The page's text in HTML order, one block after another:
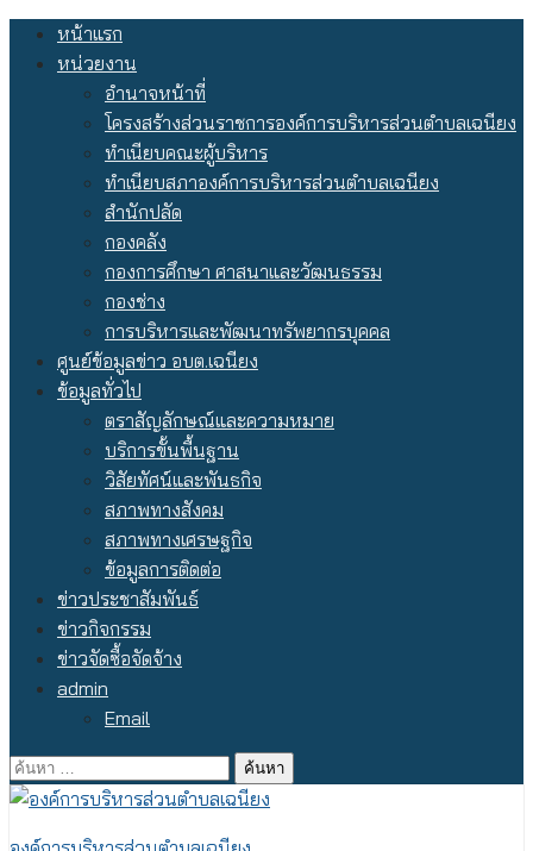
Skip หน้าแรก
หน่วยงาน
อำนาจหน้าที่
โครงสร้างส่วนราชการองค์การบริหารส่วนตำบลเฉนียง
ทำเนียบคณะผู้บริหาร
ทำเนียบสภาองค์การบริหารส่วนตำบลเฉนียง
สำนักปลัด
กองคลัง
กองการศึกษา ศาสนาและวัฒนธรรม
กองช่าง
การบริหารและพัฒนาทรัพยากรบุคคล
ศูนย์ข้อมูลข่าว อบต.เฉนียง
ข้อมูลทั่วไป
ตราสัญลักษณ์และความหมาย
บริการขั้นพื้นฐาน
วิสัยทัศน์และพันธกิจ
สภาพทางสังคม
สภาพทางเศรษฐกิจ
ข้อมูลการติดต่อ
ข่าวประชาสัมพันธ์
ข่าวกิจกรรม
ข่าวจัดซื้อจัดจ้าง
admin
Email
ค้นหา
สำหรับ: